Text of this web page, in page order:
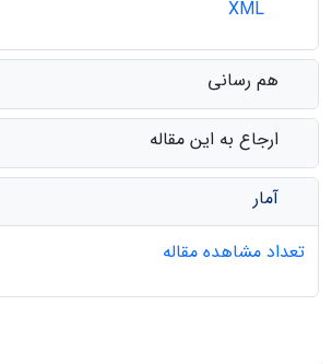
هم رسانی
ارجاع به این مقاله
آمار
تعداد مشاهده مقاله